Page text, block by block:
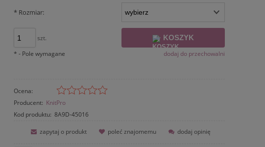
* Rozmiar:
szt.
KOSZYK
dodaj do przechowalni
* - Pole wymagane
Ocena:
Producent: KnitPro
Kod produktu: 8A9D-45016
zapytaj o produkt poleć znajomemu dodaj opinię